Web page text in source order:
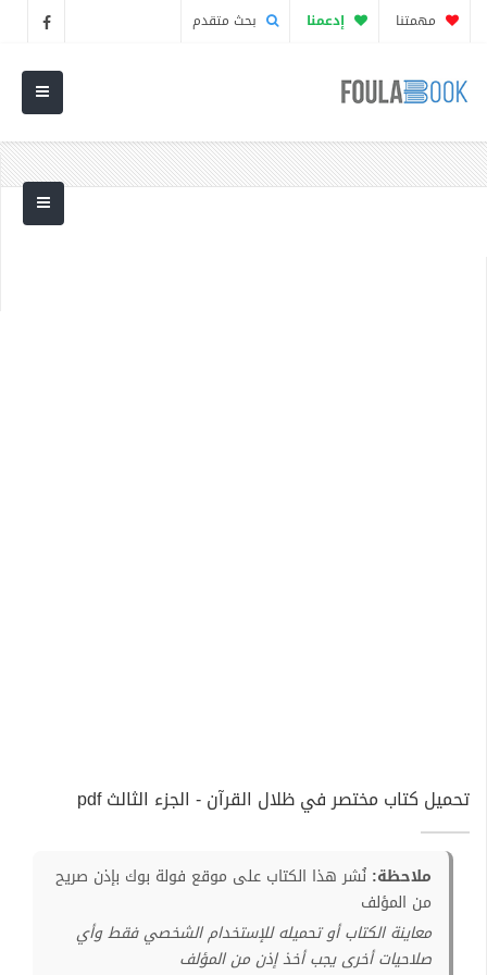
مهمتنا إدعمنا بحث متقدم
تحميل كتاب مختصر في ظلال القرآن - الجزء الثالث pdf
ملاحظة: نُشر هذا الكتاب على موقع فولة بوك بإذن صريح
من المؤلف
معاينة الكتاب أو تحميله للإستخدام الشخصي فقط وأي
صلاحيات أخرى يجب أخذ إذن من المؤلف